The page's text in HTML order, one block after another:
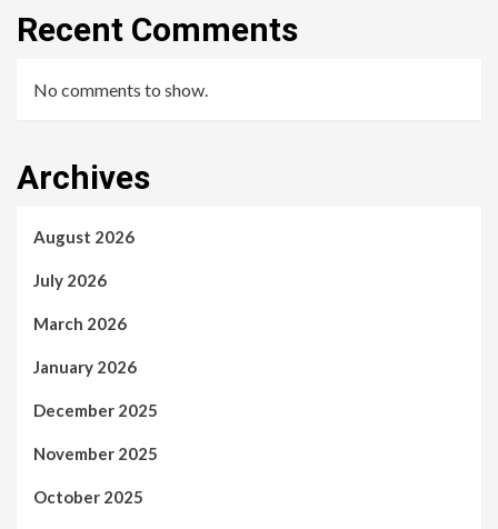
Recent Comments
No comments to show.
Archives
August 2026
July 2026
March 2026
January 2026
December 2025
November 2025
October 2025